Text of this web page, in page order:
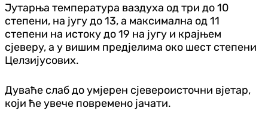
Јутарња температура ваздуха од три до 10
степени, на југу до 13, а максимална од 11
степени на истоку до 19 на југу и крајњем
сјеверу, а у вишим пред‌јелима око шест степени
Целзијусових.
Дуваће слаб до умјерен сјевероисточни вјетар,
који ће увече повремено јачати.